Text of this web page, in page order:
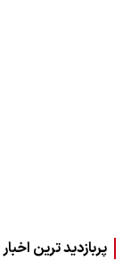
پربازدید ترین اخبار